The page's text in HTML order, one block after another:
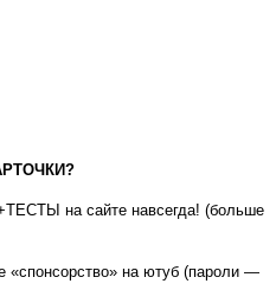
на сайте навсегда! (больше
«спонсорство» на ютуб (пароли —